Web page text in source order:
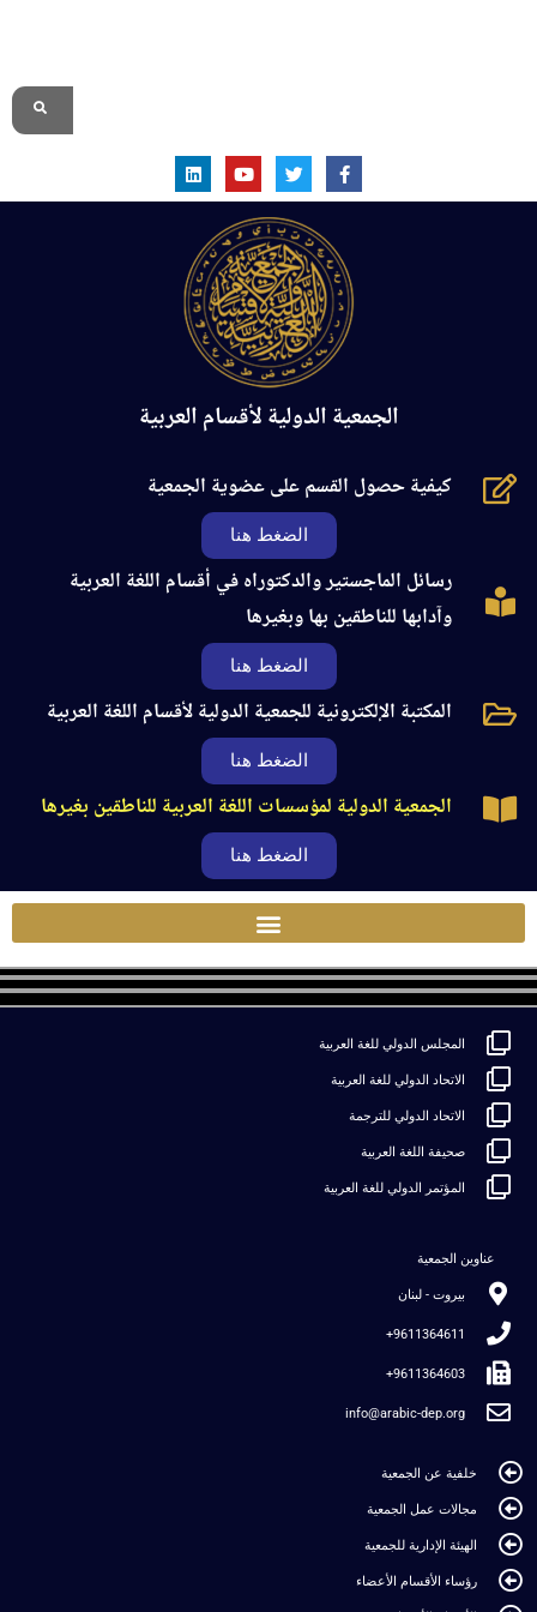
الجمعية الدولية لأقسام العربية
كيفية حصول القسم على عضوية الجمعية
الضغط هنا
رسائل الماجستير والدكتوراه في أقسام اللغة العربية
وآدابها للناطقين بها وبغيرها
الضغط هنا
المكتبة الإلكترونية للجمعية الدولية لأقسام اللغة العربية
الضغط هنا
الجمعية الدولية لمؤسسات اللغة العربية للناطقين بغيرها
الضغط هنا
المجلس الدولي للغة العربية
الاتحاد الدولي للغة العربية
الاتحاد الدولي للترجمة
صحيفة اللغة العربية
المؤتمر الدولي للغة العربية
عناوين الجمعية
بيروت - لبنان
9611364611+
9611364603+
info@arabic-dep.org
خلفية عن الجمعية
مجالات عمل الجمعية
الهيئة الإدارية للجمعية
رؤساء الأقسام الأعضاء